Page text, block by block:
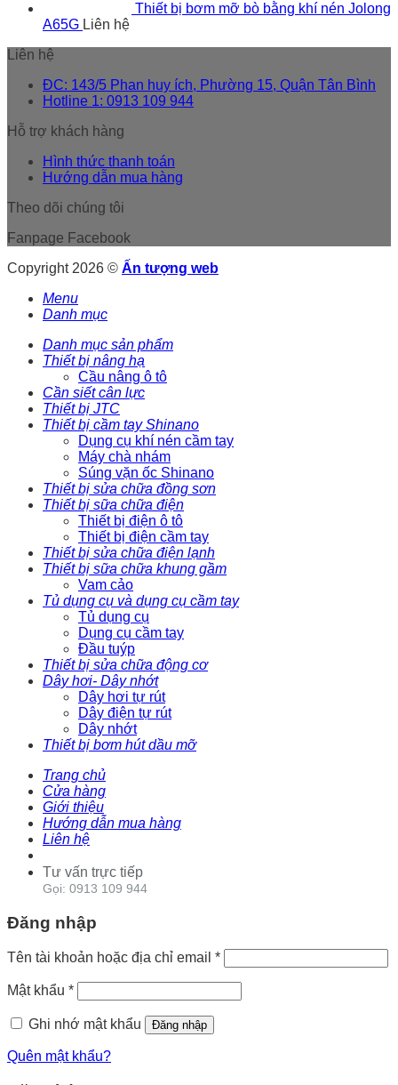
Thiết bị bơm mỡ bò bằng khí nén Jolong
A65G Liên hệ
Liên hệ
ĐC: 143/5 Phan huy ích, Phường 15, Quận Tân Bình
Hotline 1: 0913 109 944
Hỗ trợ khách hàng
Hình thức thanh toán
Hướng dẫn mua hàng
Theo dõi chúng tôi
Fanpage Facebook
Copyright 2026 © Ấn tượng web
Menu
Danh mục
Danh mục sản phẩm
Thiết bị nâng hạ
Cầu nâng ô tô
Cần siết cân lực
Thiết bị JTC
Thiết bị cầm tay Shinano
Dụng cụ khí nén cầm tay
Máy chà nhám
Súng vặn ốc Shinano
Thiết bị sửa chữa đồng sơn
Thiết bị sữa chữa điện
Thiết bị điện ô tô
Thiết bị điện cầm tay
Thiết bị sửa chữa điện lạnh
Thiết bị sữa chữa khung gầm
Vam cảo
Tủ dụng cụ và dụng cụ cầm tay
Tủ dụng cụ
Dụng cụ cầm tay
Đầu tuýp
Thiết bị sửa chữa động cơ
Dây hơi- Dây nhớt
Dây hơi tự rút
Dây điện tự rút
Dây nhớt
Thiết bị bơm hút dầu mỡ
Trang chủ
Cửa hàng
Giới thiệu
Hướng dẫn mua hàng
Liên hệ
Tư vấn trực tiếp
Gọi: 0913 109 944
Đăng nhập
Tên tài khoản hoặc địa chỉ email *
Mật khẩu *
Ghi nhớ mật khẩu Đăng nhập
Quên mật khẩu?